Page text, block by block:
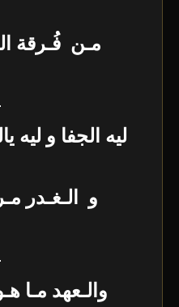
مـن فُـرقة
ليه الجفا و ليه
و الـغـدر
والـعهد مـا